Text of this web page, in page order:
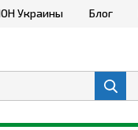
Украины Блог